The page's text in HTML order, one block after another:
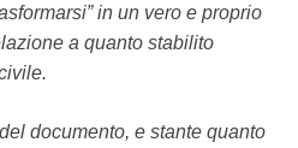
in un vero e proprio
a quanto stabilito
documento, e stante quanto